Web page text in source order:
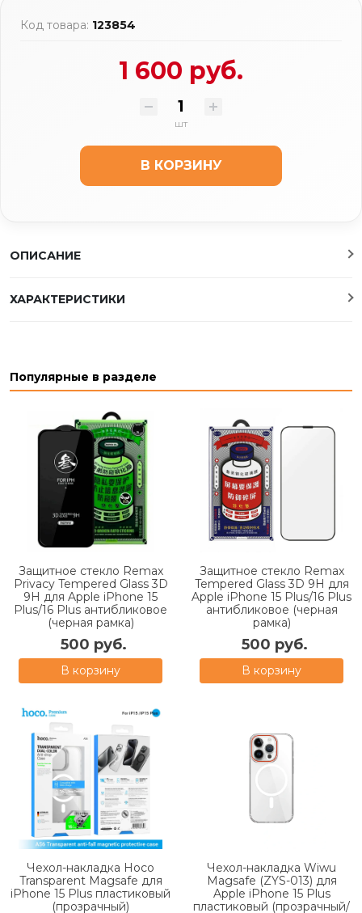
Код товара: 123854
1 600 руб.
шт
В КОРЗИНУ
ОПИСАНИЕ
ХАРАКТЕРИСТИКИ
Популярные в разделе
Защитное стекло Remax
Privacy Tempered Glass 3D
9H для Apple iPhone 15
Plus/16 Plus антибликовое
(черная рамка)
500 руб.
В корзину
Защитное стекло Remax
Tempered Glass 3D 9H для
Apple iPhone 15 Plus/16 Plus
антибликовое (черная
рамка)
500 руб.
В корзину
Чехол-накладка Hoco
Transparent Magsafe для
iPhone 15 Plus пластиковый
(прозрачный)
Чехол-накладка Wiwu
Magsafe (ZYS-013) для
Apple iPhone 15 Plus
пластиковый (прозрачный/